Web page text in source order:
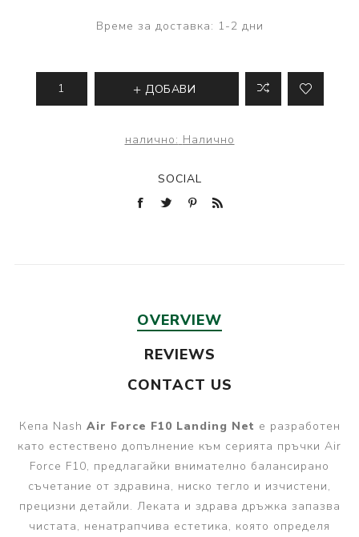
Време за доставка: 1-2 дни
ДОБАВИ
налично: Налично
SOCIAL
OVERVIEW
REVIEWS
CONTACT US
Кепа Nash Air Force F10 Landing Net е разработен
като естествено допълнение към серията пръчки Air
Force F10, предлагайки внимателно балансирано
съчетание от здравина, ниско тегло и изчистени,
прецизни детайли. Леката и здрава дръжка запазва
чистата, ненатрапчива естетика, която определя